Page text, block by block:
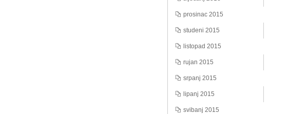
prosinac 2015
studeni 2015
listopad 2015
rujan 2015
srpanj 2015
lipanj 2015
svibanj 2015